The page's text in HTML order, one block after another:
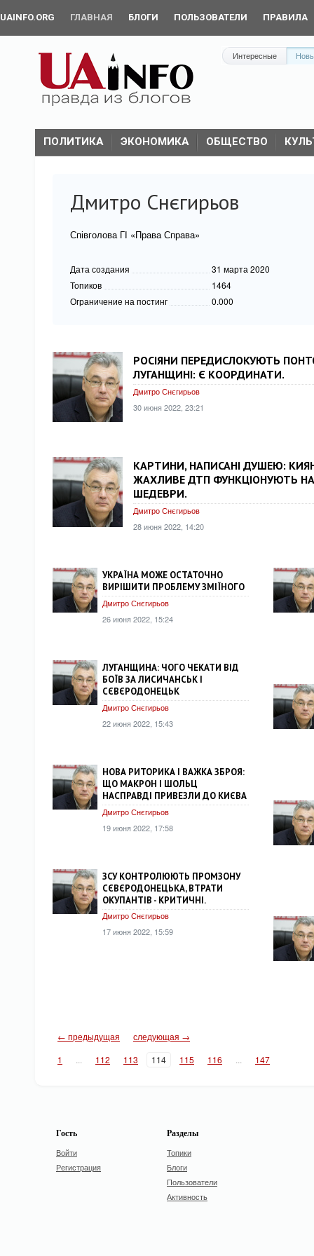
UAINFO.ORG ГЛАВНАЯ БЛОГИ ПОЛЬЗОВАТЕЛИ ПРАВИЛА
Интересные
ПОЛИТИКА ЭКОНОМИКА ОБЩЕСТВО
Дмитро Снєгирьов
Співголова ГІ «Права Справа»
Дата создания
31 марта 2020
Топиков
1464
Ограничение на постинг
0.000
РОСІЯНИ ПЕРЕДИСЛОКУЮТЬ
ЛУГАНЩИНІ: Є КООРДИНАТИ.
Дмитро Снєгирьов
30 июня 2022, 23:21
КАРТИНИ, НАПИСАНІ ДУШЕЮ:
ЖАХЛИВЕ ДТП ФУНКЦІОНУЮТЬ НА
ШЕДЕВРИ.
Дмитро Снєгирьов
28 июня 2022, 14:20
УКРАЇНА МОЖЕ ОСТАТОЧНО
ВИРІШИТИ ПРОБЛЕМУ ЗМІЇНОГО
Дмитро Снєгирьов
26 июня 2022, 15:24
ЛУГАНЩИНА: ЧОГО ЧЕКАТИ ВІД
БОЇВ ЗА ЛИСИЧАНСЬК І
СЄВЄРОДОНЕЦЬК
Дмитро Снєгирьов
22 июня 2022, 15:43
НОВА РИТОРИКА І ВАЖКА ЗБРОЯ:
ЩО МАКРОН І ШОЛЬЦ
НАСПРАВДІ ПРИВЕЗЛИ ДО КИЄВА
Дмитро Снєгирьов
19 июня 2022, 17:58
ЗСУ КОНТРОЛЮЮТЬ ПРОМЗОНУ
СЄВЄРОДОНЕЦЬКА, ВТРАТИ
ОКУПАНТІВ - КРИТИЧНІ.
Дмитро Снєгирьов
17 июня 2022, 15:59
← предыдущая
следующая →
1
112 113 114 115 116 147
Гость
Войти
Регистрация
Разделы
Топики
Блоги
Пользователи
Активность